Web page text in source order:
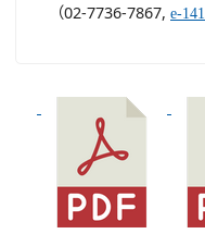
（02-7736-7867, e-